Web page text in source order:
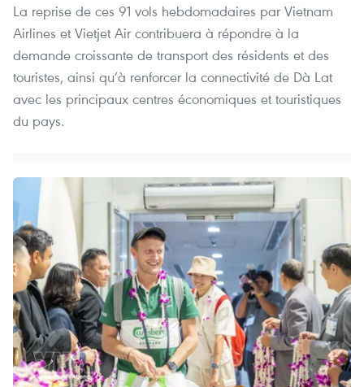
La reprise de ces 91 vols hebdomadaires par Vietnam
Airlines et Vietjet Air contribuera à répondre à la
demande croissante de transport des résidents et des
touristes, ainsi qu’à renforcer la connectivité de Dà Lat
avec les principaux centres économiques et touristiques
du pays.